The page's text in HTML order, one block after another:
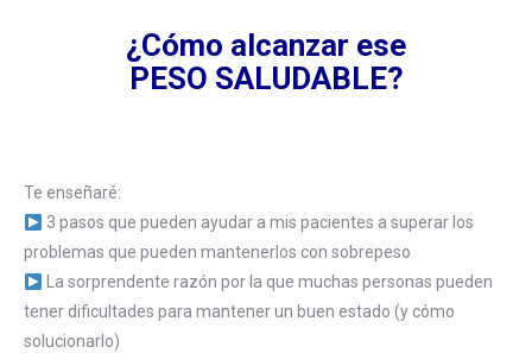
¿Cómo alcanzar ese
PESO SALUDABLE?
Te enseñaré:
3 pasos que pueden ayudar a mis pacientes a superar los
problemas que pueden mantenerlos con sobrepeso
La sorprendente razón por la que muchas personas pueden
tener dificultades para mantener un buen estado (y cómo
solucionarlo)